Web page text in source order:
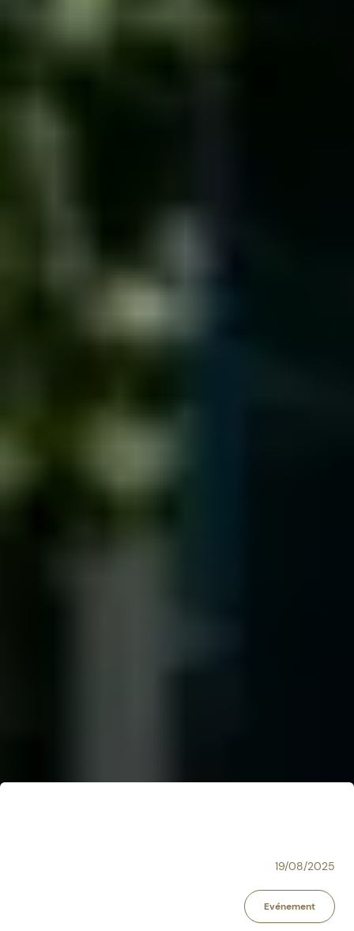
19/08/2025
Evénement